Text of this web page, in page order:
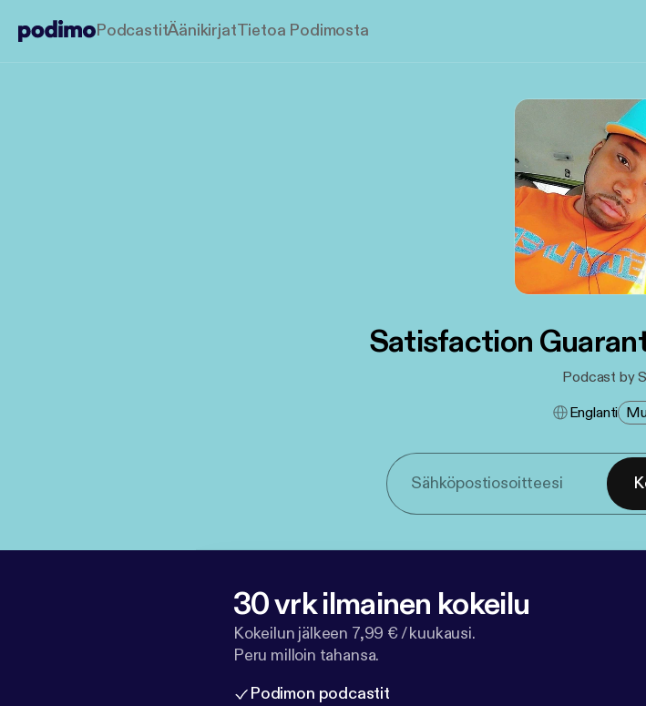
PodcastitÄänikirjatTietoa Podimosta
Satisfaction
Podcast by
Englanti
30 vrk ilmainen kokeilu
Kokeilun jälkeen 7,99 € / kuukausi.
Peru milloin tahansa.
Podimon podcastit